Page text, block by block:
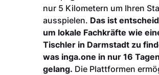
nur 5 Kilometern um Ihren
ausspielen. Das ist
um lokale Fachkräfte wie
Tischler in Darmstadt zu
was inga.one in nur 16 Tagen
gelang. Die Plattformen